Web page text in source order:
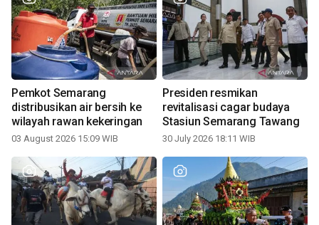
Pemkot Semarang
distribusikan air bersih ke
wilayah rawan kekeringan
03 August 2026 15:09 WIB
Presiden resmikan
revitalisasi cagar budaya
Stasiun Semarang Tawang
30 July 2026 18:11 WIB